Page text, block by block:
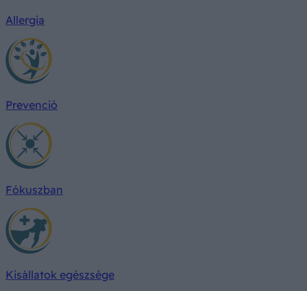
Allergia
Prevenció
Fókuszban
Kisállatok egészsége